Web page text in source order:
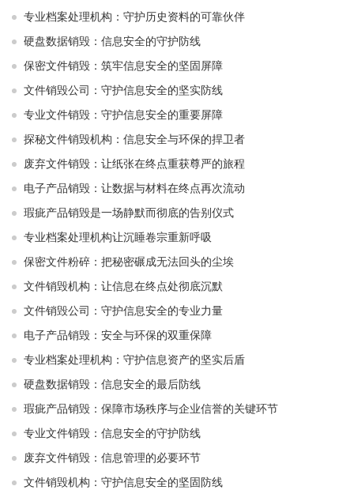
专业档案处理机构：守护历史资料的可靠伙伴
硬盘数据销毁：信息安全的守护防线
保密文件销毁：筑牢信息安全的坚固屏障
文件销毁公司：守护信息安全的坚实防线
专业文件销毁：守护信息安全的重要屏障
探秘文件销毁机构：信息安全与环保的捍卫者
废弃文件销毁：让纸张在终点重获尊严的旅程
电子产品销毁：让数据与材料在终点再次流动
瑕疵产品销毁是一场静默而彻底的告别仪式
专业档案处理机构让沉睡卷宗重新呼吸
保密文件粉碎：把秘密碾成无法回头的尘埃
文件销毁机构：让信息在终点处彻底沉默
文件销毁公司：守护信息安全的专业力量
电子产品销毁：安全与环保的双重保障
专业档案处理机构：守护信息资产的坚实后盾
硬盘数据销毁：信息安全的最后防线
瑕疵产品销毁：保障市场秩序与企业信誉的关键环节
专业文件销毁：信息安全的守护防线
废弃文件销毁：信息管理的必要环节
文件销毁机构：守护信息安全的坚固防线